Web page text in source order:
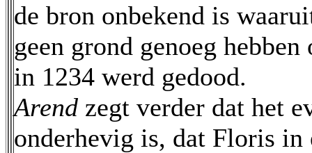
de bron onbekend is
geen grond genoeg
in 1234 werd gedood.
Arend zegt verder dat het
onderhevig is, dat Floris in